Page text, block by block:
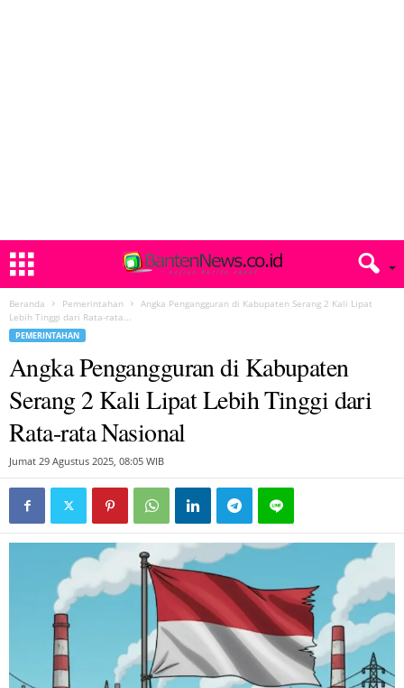
Beranda Pemerintahan
Angka Pengangguran di Kabupaten Serang 2 Kali Lipat
Lebih Tinggi dari Rata-rata...
PEMERINTAHAN
Angka Pengangguran di Kabupaten
Serang 2 Kali Lipat Lebih Tinggi dari
Rata-rata Nasional
Jumat 29 Agustus 2025, 08:05 WIB